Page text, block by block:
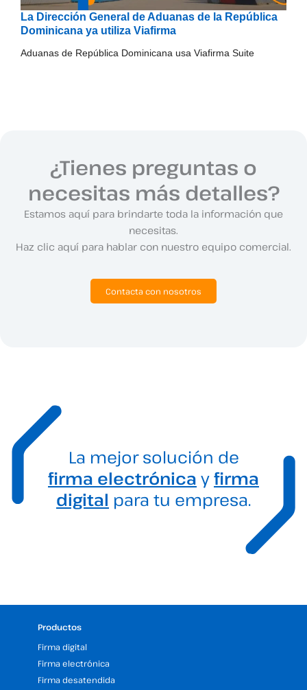
La Dirección General de Aduanas de la República
Dominicana ya utiliza Viafirma
Aduanas de República Dominicana usa Viafirma Suite
¿Tienes preguntas o
necesitas más detalles?
Estamos aquí para brindarte toda la información que
necesitas.
Haz clic aquí para hablar con nuestro equipo comercial.
Contacta con nosotros
La mejor solución de
firma electrónica yfirma
digital para tu empresa.
Productos
Firma digital
Firma electrónica
Firma desatendida